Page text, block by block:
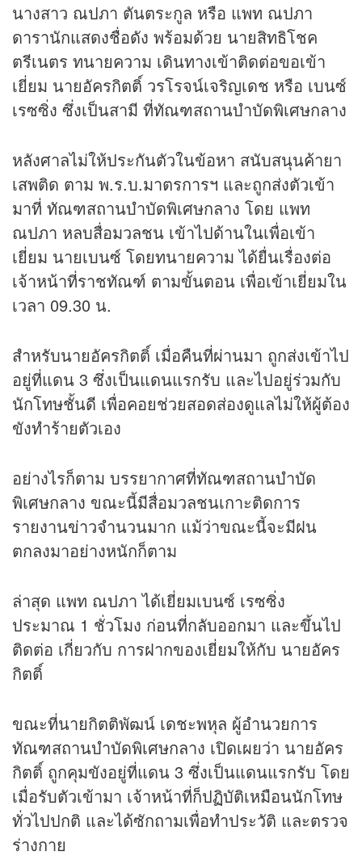
นางสาว ณปภา ตันตระกูล หรือ แพท ณปภา
ดารานักแสดงชื่อดัง พร้อมด้วย นายสิทธิโชค
ตรีเนตร ทนายความ เดินทางเข้าติดต่อขอเข้า
เยี่ยม นายอัครกิตติ์ วรโรจน์เจริญเดช หรือ เบนซ์
เรซซิ่ง ซึ่งเป็นสามี ที่ทัณฑสถานบำบัดพิเศษกลาง
หลังศาลไม่ให้ประกันตัวในข้อหา สนับสนุนค้ายา
เสพติด ตาม พ.ร.บ.มาตรการฯ และถูกส่งตัวเข้า
มาที่ ทัณฑสถานบำบัดพิเศษกลาง โดย แพท
ณปภา หลบสื่อมวลชน เข้าไปด้านในเพื่อเข้า
เยี่ยม นายเบนซ์ โดยทนายความ ได้ยื่นเรื่องต่อ
เจ้าหน้าที่ราชทัณฑ์ ตามขั้นตอน เพื่อเข้าเยี่ยมใน
เวลา 09.30 น.
สำหรับนายอัครกิตติ์ เมื่อคืนที่ผ่านมา ถูกส่งเข้าไป
อยู่ที่แดน 3 ซึ่งเป็นแดนแรกรับ และไปอยู่ร่วมกับ
นักโทษชั้นดี เพื่อคอยช่วยสอดส่องดูแลไม่ให้ผู้ต้อง
ขังทำร้ายตัวเอง
อย่างไรก็ตาม บรรยากาศที่ทัณฑสถานบำบัด
พิเศษกลาง ขณะนี้มีสื่อมวลชนเกาะติดการ
รายงานข่าวจำนวนมาก แม้ว่าขณะนี้จะมีฝน
ตกลงมาอย่างหนักก็ตาม
ล่าสุด แพท ณปภา ได้เยี่ยมเบนซ์ เรซซิ่ง
ประมาณ 1 ชั่วโมง ก่อนที่กลับออกมา และขึ้นไป
ติดต่อ เกี่ยวกับ การฝากของเยี่ยมให้กับ นายอัคร
กิตติ์
ขณะที่นายกิตติพัฒน์ เดชะพหุล ผู้อำนวยการ
ทัณฑสถานบำบัดพิเศษกลาง เปิดเผยว่า นายอัคร
กิตติ์ ถูกคุมขังอยู่ที่แดน 3 ซึ่งเป็นแดนแรกรับ โดย
เมื่อรับตัวเข้ามา เจ้าหน้าที่ก็ปฏิบัติเหมือนนักโทษ
ทั่วไปปกติ และได้ซักถามเพื่อทำประวัติ และตรวจ
ร่างกาย